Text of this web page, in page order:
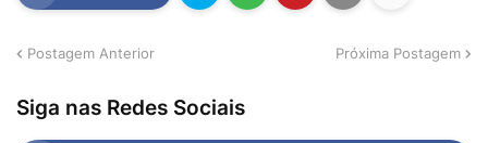
Postagem Anterior Próxima Postagem
Siga nas Redes Sociais